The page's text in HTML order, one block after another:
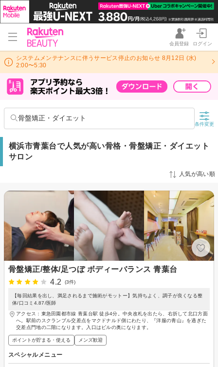
会員登録 ログイン
システムメンテナンスに伴うサービス停止のお知らせ 8月12日 (水)
2:00〜5:30
骨盤矯正・ダイエット
条件変更
横浜市青葉台で人気が高い骨格・骨盤矯正・ダイエット
サロン
人気が高い順
骨盤矯正/整体/足つぼ ボディーバランス 青葉台
4.2
(3件)
【毎回結果を出し、満足されるまで施術がモットー】気持ちよく、調子が良くなる整
体/口コミ4.87/医師
アクセス：東急田園都市線 青葉台駅 徒歩4分。中央改札を出たら、右折して北口方面
へ。駅前のスクランブル交差点をマクドナルド側にわたり、『洋服の青山』を過ぎた
交差点門地の二階になります。入口はビルの奥になります。
ポイントが貯まる・使える メンズ歓迎
スペシャルメニュー